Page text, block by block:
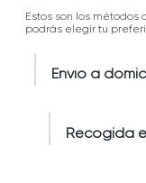
Estos son los
podrás elegir tu
Envío a
Recogida